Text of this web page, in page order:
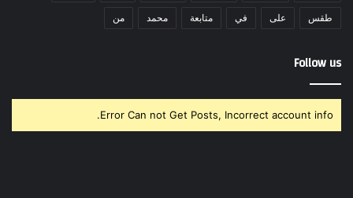
طقس على في متابعة محمد من
Follow us
Error Can not Get Posts, Incorrect account info.